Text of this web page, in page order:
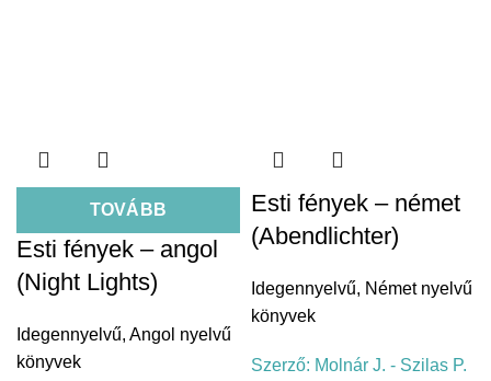
TOVÁBB
Esti fények – angol
(Night Lights)
Idegennyelvű, Angol nyelvű
könyvek
Esti fények – német
(Abendlichter)
Idegennyelvű, Német nyelvű
könyvek
Szerző: Molnár J. - Szilas P.